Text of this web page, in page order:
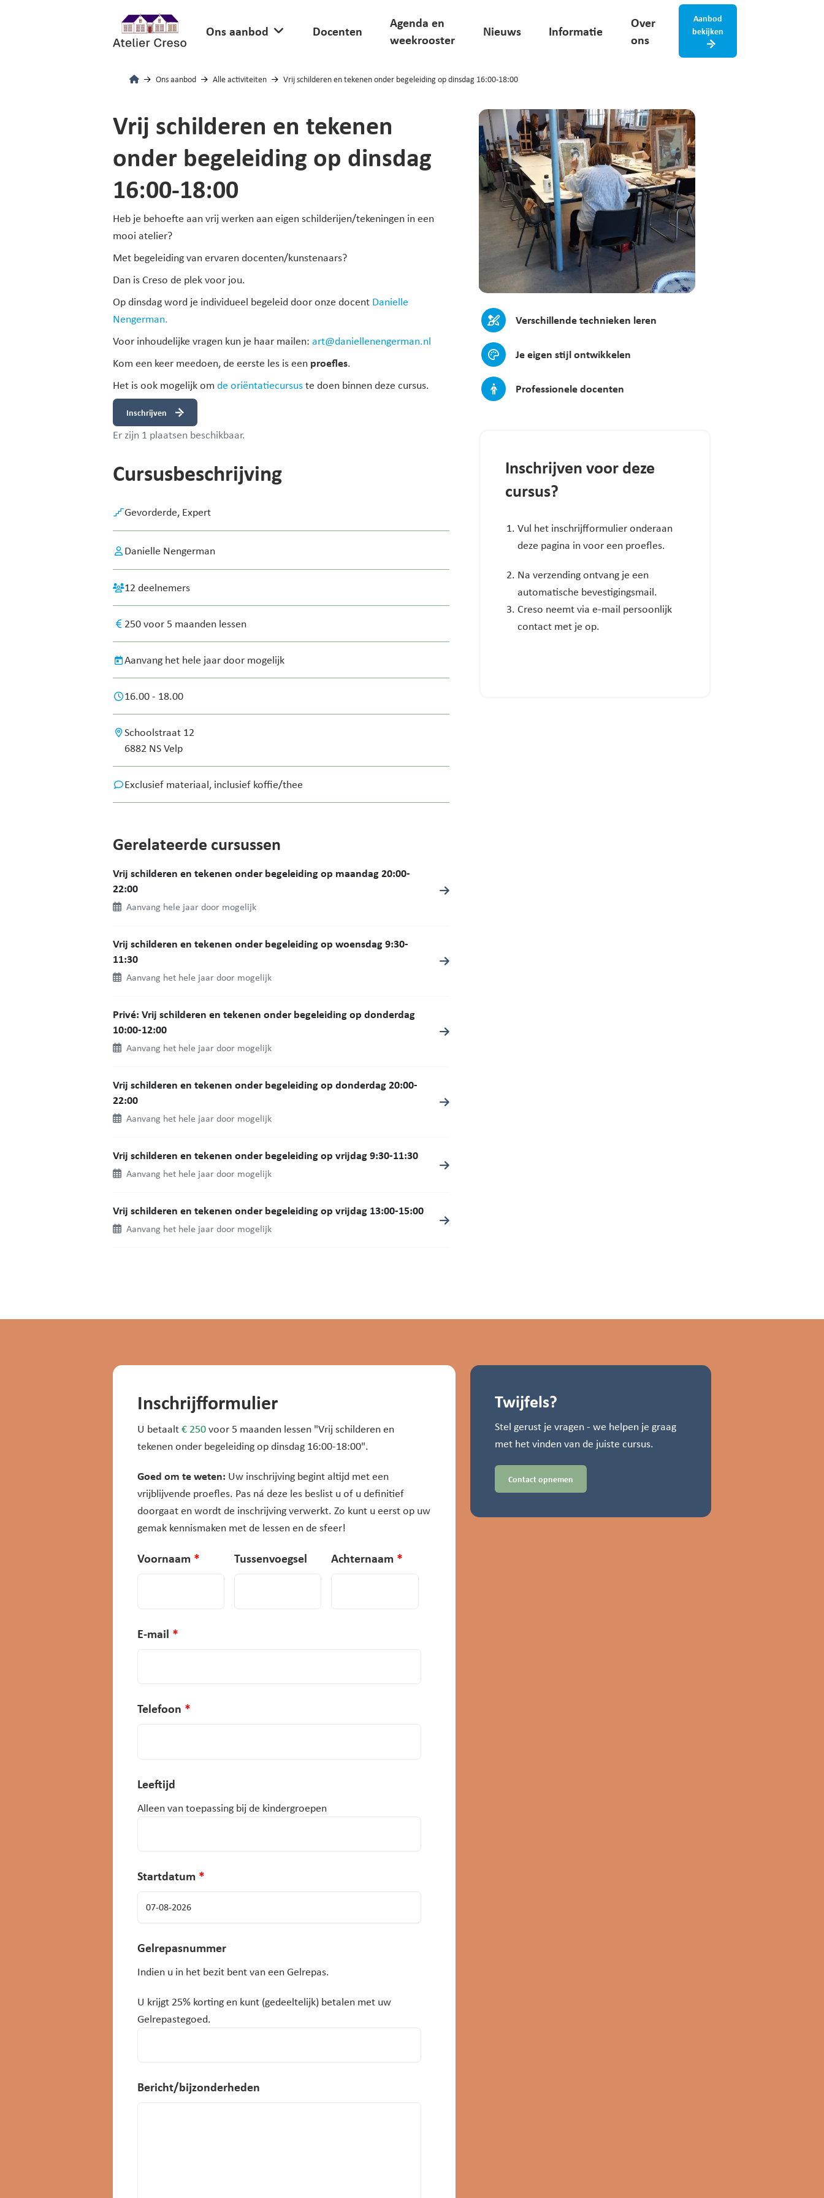
Ons aanbod Docenten
Agenda en
weekrooster
Nieuws Informatie
Over
ons
Aanbod
bekijken
Ons aanbod Alle activiteiten Vrij schilderen en tekenen onder begeleiding op dinsdag 16:00-18:00
Vrij schilderen en tekenen
onder begeleiding op dinsdag
16:00-18:00
Heb je behoefte aan vrij werken aan eigen schilderijen/tekeningen in een
mooi atelier?
Met begeleiding van ervaren docenten/kunstenaars?
Dan is Creso de plek voor jou.
Op dinsdag word je individueel begeleid door onze docent Danielle
Nengerman.
Voor inhoudelijke vragen kun je haar mailen: art@daniellenengerman.nl
Kom een keer meedoen, de eerste les is een proefles.
Het is ook mogelijk om de oriëntatiecursuste doen binnen deze cursus.
Inschrijven
Er zijn 1 plaatsen beschikbaar.
Cursusbeschrijving
Gevorderde, Expert
Danielle Nengerman
12 deelnemers
250 voor 5 maanden lessen
Aanvang het hele jaar door mogelijk
16.00 - 18.00
Schoolstraat 12
6882 NS Velp
Exclusief materiaal, inclusief koffie/thee
Gerelateerde cursussen
Vrij schilderen en tekenen onder begeleiding op maandag 20:00-
22:00
Aanvang hele jaar door mogelijk
Vrij schilderen en tekenen onder begeleiding op woensdag 9:30-
11:30
Aanvang het hele jaar door mogelijk
Privé: Vrij schilderen en tekenen onder begeleiding op donderdag
10:00-12:00
Aanvang het hele jaar door mogelijk
Vrij schilderen en tekenen onder begeleiding op donderdag 20:00-
22:00
Aanvang het hele jaar door mogelijk
Vrij schilderen en tekenen onder begeleiding op vrijdag 9:30-11:30
Aanvang het hele jaar door mogelijk
Vrij schilderen en tekenen onder begeleiding op vrijdag 13:00-15:00
Aanvang het hele jaar door mogelijk
Verschillende technieken leren
Je eigen stijl ontwikkelen
Professionele docenten
Inschrijven voor deze
cursus?
Vul het inschrijfformulier onderaan
deze pagina in voor een proefles.
Na verzending ontvang je een
automatische bevestigingsmail.
Creso neemt via e-mail persoonlijk
contact met je op.
Inschrijfformulier
U betaalt€ 250voor 5 maanden lessen "Vrij schilderen en
tekenen onder begeleiding op dinsdag 16:00-18:00".
Goed om te weten: Uw inschrijving begint altijd met een
vrijblijvende proefles. Pas ná deze les beslist u of u definitief
doorgaat en wordt de inschrijving verwerkt. Zo kunt u eerst op uw
gemak kennismaken met de lessen en de sfeer!
Voornaam * Tussenvoegsel Achternaam *
E-mail *
Telefoon *
Leeftijd
Alleen van toepassing bij de kindergroepen
Startdatum *
Gelrepasnummer
Indien u in het bezit bent van een Gelrepas.
U krijgt 25% korting en kunt (gedeeltelijk) betalen met uw
Gelrepastegoed.
Bericht/bijzonderheden
Twijfels?
Stel gerust je vragen - we helpen je graag
met het vinden van de juiste cursus.
Contact opnemen